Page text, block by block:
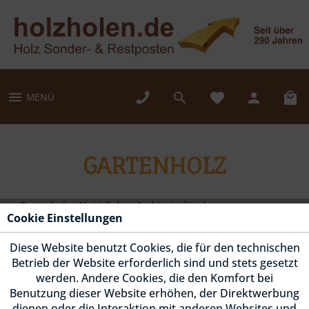
MENÜ
GARTENHOLZ
Gartenholz - Natürliches Ambiente für deinen
Außenbereich! Gartenholz ist die perfekte Wahl, um
Charme zu verleihen. Ob als Terrassenbelag,...mehr
erfahren »
Cookie Einstellungen
Diese Website benutzt Cookies, die für den technischen
Betrieb der Website erforderlich sind und stets gesetzt
werden. Andere Cookies, die den Komfort bei
Benutzung dieser Website erhöhen, der Direktwerbung